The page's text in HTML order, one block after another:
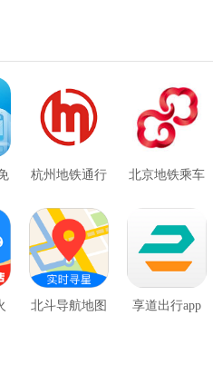
杭州地铁通行 北京地铁乘车
北斗导航地图 享道出行app